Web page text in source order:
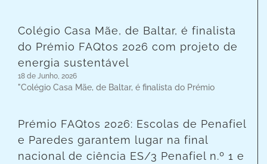
Colégio Casa Mãe, de Baltar, é finalista
do Prémio FAQtos 2026 com projeto de
energia sustentável
18 de Junho, 2026
"Colégio Casa Mãe, de Baltar, é finalista do Prémio
Prémio FAQtos 2026: Escolas de Penafiel
e Paredes garantem lugar na final
nacional de ciência ES/3 Penafiel n.º 1 e